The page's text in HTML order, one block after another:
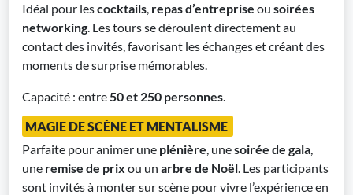
Idéal pour lescocktails, repas d’entreprise ou soirées
networking. Les tours se déroulent directement au
contact des invités, favorisant les échanges et créant des
moments de surprise mémorables.
Capacité : entre50 et 250 personnes.
MAGIE DE SCÈNE ET MENTALISME
Parfaite pour animer une plénière, unesoirée de gala,
une remise de prix ou un arbre de Noël. Les participants
sont invités à monter sur scène pour vivre l’expérience en